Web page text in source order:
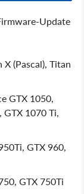
Update
(Pascal), Titan
GTX 1050,
GTX 1070 Ti,
GTX 960,
GTX 750Ti